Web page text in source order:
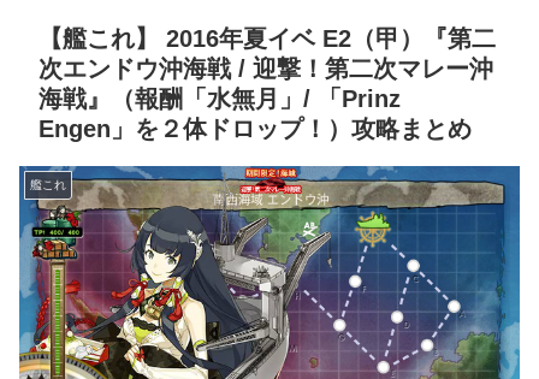
【艦これ】 2016年夏イベ E2（甲）『第二
次エンドウ沖海戦 / 迎撃！第二次マレー沖
海戦』（報酬「水無月」/ 「Prinz
Engen」を２体ドロップ！）攻略まとめ
艦これ